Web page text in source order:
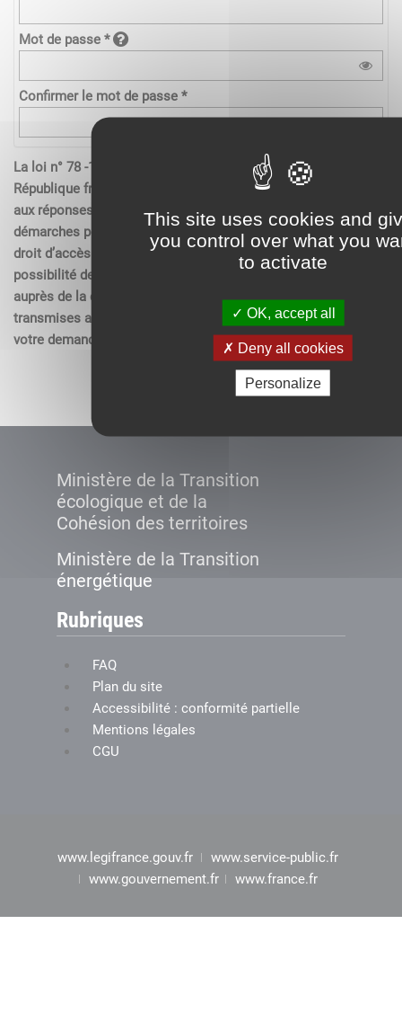
This site uses cookies and
you control over what you
to activate
OK, accept all
Deny all cookies
Personalize
Mot de passe *
Confirmer le mot de passe *
La loi n° 78 -17 du 6 janvier 1978 relative à l’informatique de la
République française, aux fichiers et aux libertés s’applique
aux réponses contenues dans les demandes effectués sur les
démarches pour les personnes physiques. Elle garantit un
droit d’accès aux données nominatives les concernant et la
possibilité de rectification. Ces droits peuvent être exercés
auprès de la collectivité. Les données recueillies seront
transmises aux services compétents pour l’instruction de
votre demande.
Créer le compte
Ministère de la Transition
écologique et de la
Cohésion des territoires
Ministère de la Transition
énergétique
Rubriques
FAQ
Plan du site
Accessibilité : conformité partielle
Mentions légales
CGU
www.legifrance.gouv.fr
www.service-public.fr
www.gouvernement.fr
www.france.fr